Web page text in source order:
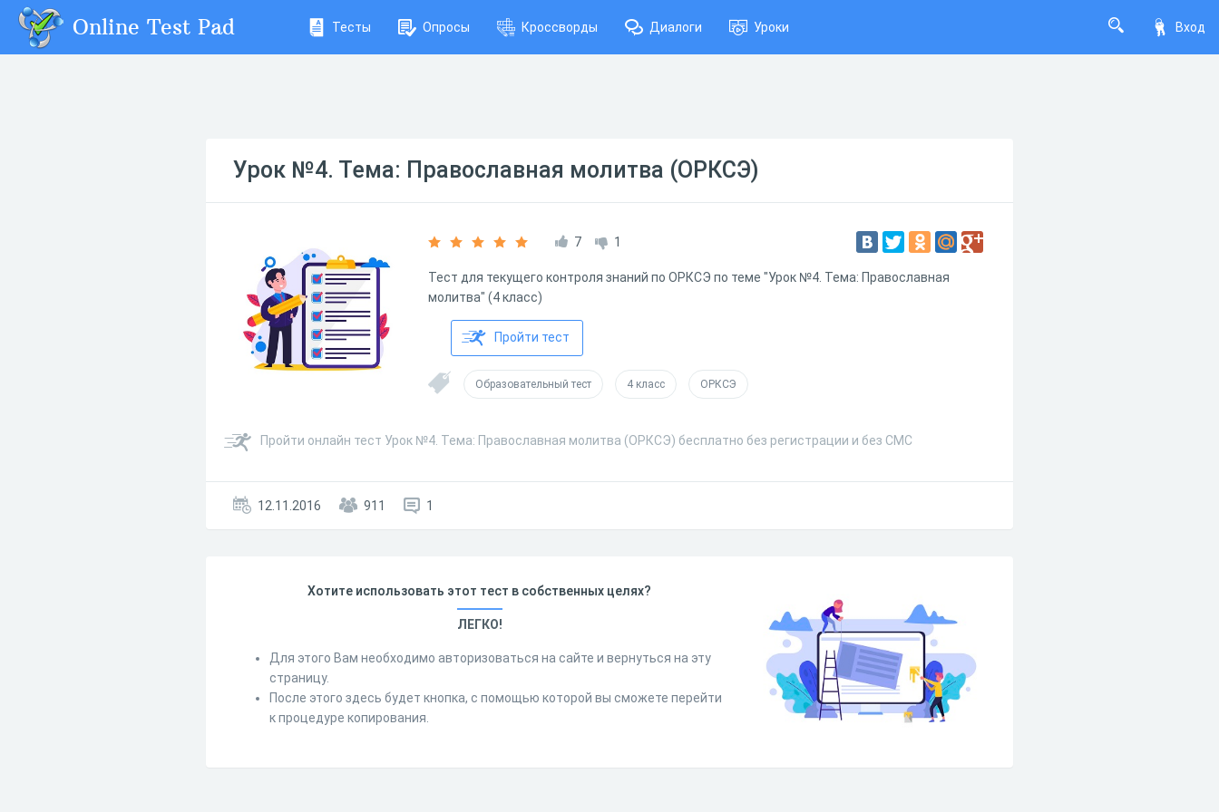
Вход
Online Test Pad Тесты Опросы Кроссворды Диалоги Уроки
Урок №4. Тема: Православная молитва (ОРКСЭ)
7 1
Тест для текущего контроля знаний по ОРКСЭ по теме "Урок №4. Тема: Православная
молитва" (4 класс)
Пройти тест
Образовательный тест 4 класс ОРКСЭ
Пройти онлайн тест Урок №4. Тема: Православная молитва (ОРКСЭ) бесплатно без регистрации и без СМС
12.11.2016 911 1
Хотите использовать этот тест в собственных целях?
ЛЕГКО!
Для этого Вам необходимо авторизоваться на сайте и вернуться на эту
страницу.
После этого здесь будет кнопка, с помощью которой вы сможете перейти
к процедуре копирования.